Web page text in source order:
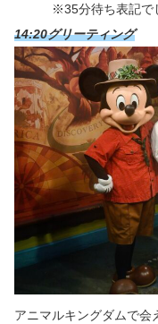
※35分待ち表記で
14:20グリーティング
アニマルキングダムで会